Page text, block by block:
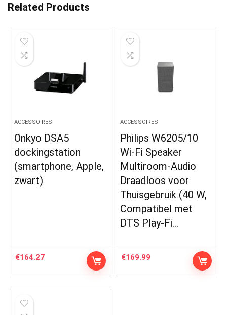
Related Products
ACCESSOIRES
Onkyo DSA5
dockingstation
(smartphone, Apple,
zwart)
€164.27
ACCESSOIRES
Philips W6205/10
Wi-Fi Speaker
Multiroom-Audio
Draadloos voor
Thuisgebruik (40 W,
Compatibel met
DTS Play-Fi…
€169.99